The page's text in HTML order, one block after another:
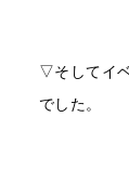
▽そしてイ
でした。